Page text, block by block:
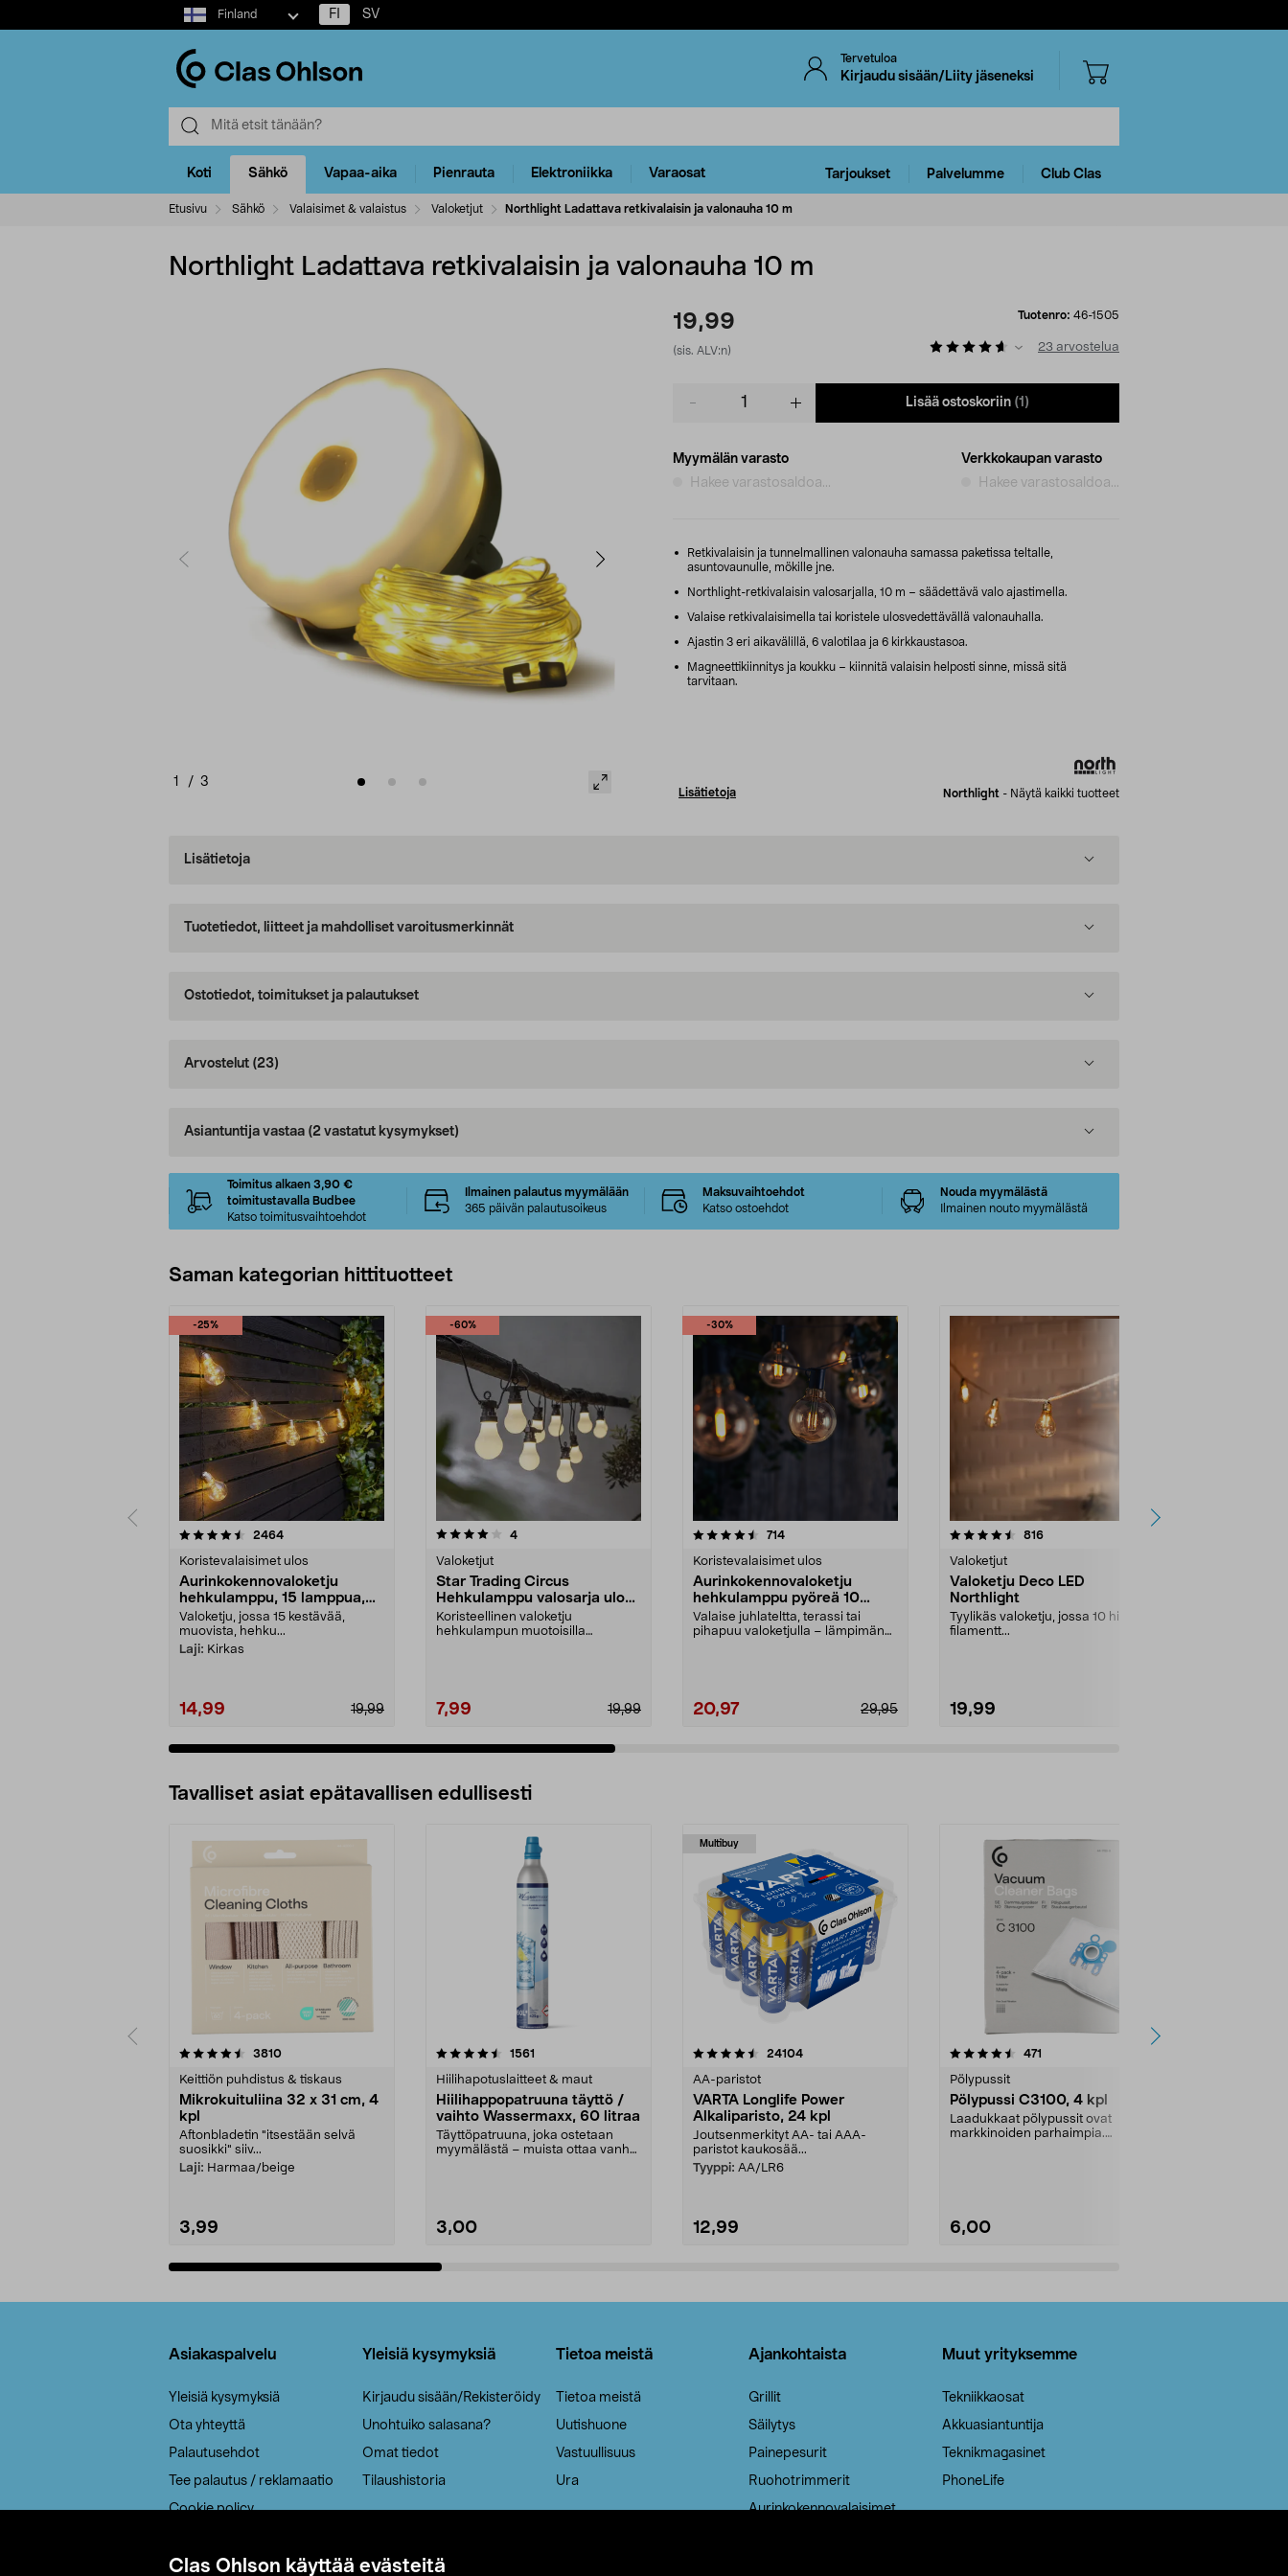
Clas Ohlson käyttää evästeitä
Select
market
Finland FI SV
Tervetuloa
Kirjaudu sisään/Liity jäseneksi
Koti Sähkö Vapaa-aika Pienrauta Elektroniikka Varaosat Tarjoukset Palvelumme Club Clas
Etusivu Sähkö Valaisimet & valaistus Valoketjut Northlight Ladattava retkivalaisin ja valonauha 10 m
Northlight Ladattava retkivalaisin ja valonauha 10 m
1 / 3
19,99
(sis. ALV:n)
Tuotenro: 46-1505
23 arvostelua
Lisää ostoskoriin (1)
Myymälän varasto
Hakee varastosaldoa...
Verkkokaupan varasto
Hakee varastosaldoa...
Retkivalaisin ja tunnelmallinen valonauha samassa paketissa teltalle,
asuntovaunulle, mökille jne.
Northlight-retkivalaisin valosarjalla, 10 m – säädettävä valo ajastimella.
Valaise retkivalaisimella tai koristele ulosvedettävällä valonauhalla.
Ajastin 3 eri aikavälillä, 6 valotilaa ja 6 kirkkaustasoa.
Magneettikiinnitys ja koukku – kiinnitä valaisin helposti sinne, missä sitä
tarvitaan.
Lisätietoja Northlight - Näytä kaikki tuotteet
Lisätietoja
Tuotetiedot, liitteet ja mahdolliset varoitusmerkinnät
Ostotiedot, toimitukset ja palautukset
Arvostelut (23)
Asiantuntija vastaa (2 vastatut kysymykset)
Toimitus alkaen 3,90 €
toimitustavalla Budbee
Katso toimitusvaihtoehdot
Ilmainen palautus myymälään
365 päivän palautusoikeus
Maksuvaihtoehdot
Katso ostoehdot
Nouda myymälästä
Ilmainen nouto myymälästä
Saman kategorian hittituotteet
-25%
2464arvostelut
Koristevalaisimet ulos
Aurinkokennovaloketju
hehkulamppu, 15 lamppua,
7,2 m
Valoketju, jossa 15 kestävää,
muovista, hehku...
Laji: Kirkas
14,99 19,99
-60%
4.0 viidestä
4arvostelut
Valoketjut
Star Trading Circus
Hehkulamppu valosarja ulos,
10 LED
Koristeellinen valoketju
hehkulampun muotoisilla
7,99 19,99
-30%
4.5 viidestä
714arvostelut
Koristevalaisimet ulos
Aurinkokennovaloketju
hehkulamppu pyöreä 10
lamppua 5,4 m
Valaise juhlateltta, terassi tai
pihapuu valoketjulla – lämpimän
20,97 29,95
4.5 viidestä
816arvostelut
Valoketjut
Valoketju Deco LED
Northlight
Tyylikäs valoketju, jossa 10 hienoa
filamentt...
19,99
4.5 viidestä
Tavalliset asiat epätavallisen edullisesti
3810arvostelut
Keittiön puhdistus & tiskaus
Mikrokuituliina 32 x 31 cm, 4
kpl
Aftonbladetin "itsestään selvä
suosikki" siiv...
Laji: Harmaa/beige
3,99
4.5viidestä
1561
Hiilihapotuslaitteet & maut
Hiilihappopatruuna täyttö /
vaihto Wassermaxx, 60 litraa
Täyttöpatruuna, joka ostetaan
myymälästä – muista ottaa vanha
3,00
Multibuy
4.5viidestä
24104arvostelut
AA-paristot
VARTA Longlife Power
Alkaliparisto, 24 kpl
Joutsenmerkityt AA- tai AAA-
paristot kaukosää...
Tyyppi: AA/LR6
12,99
4.5viidestä
471
Pölypussit
Pölypussi C3100, 4 kpl
Laadukkaat pölypussit ovat
markkinoiden parhaimpia.
6,00
4.5viidestä
Asiakaspalvelu
Yleisiä kysymyksiä
Ota yhteyttä
Palautusehdot
Tee palautus / reklamaatio
Cookie policy
Saavutettavuus
Yleisiä kysymyksiä
Kirjaudu sisään/Rekisteröidy
Unohtuiko salasana?
Omat tiedot
Tilaushistoria
Tietoa meistä
Tietoa meistä
Uutishuone
Vastuullisuus
Ura
Ajankohtaista
Grillit
Säilytys
Painepesurit
Ruohotrimmerit
Aurinkokennovalaisimet
Muut yrityksemme
Tekniikkaosat
Akkuasiantuntija
Teknikmagasinet
PhoneLife